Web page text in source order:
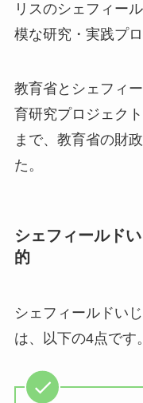
リスのシェフィー
模な研究・実践プ
教育省とシェフィ
育研究プロジェク
まで、教育省の財
た。
シェフィールド
的
シェフィールドい
は、以下の4点です。